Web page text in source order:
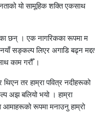
यो सामूहिक शक्ति एकसाथ
छन् । एक नागरिकका रूपमा म
नयाँ सङ्कल्प लिएर अगाडि बढ्न
काम गरौँ ।
तर हाम्रा पवित्र नदीहरूको
अझ बलियो भयो । हाम्रा
आमाहरूको रूपमा मनाउनु हाम्रो